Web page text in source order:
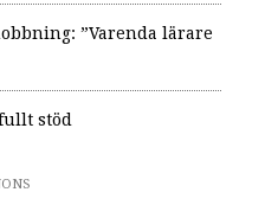
”Varenda lärare
stöd